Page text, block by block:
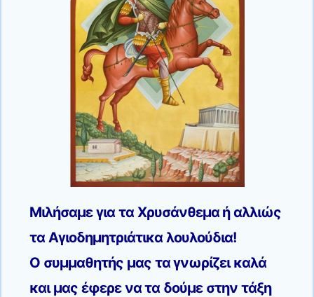
Μιλήσαμε για τα Χρυσάνθεμα ή αλλιώς
τα Αγιοδημητριάτικα λουλούδια!
Ο συμμαθητής μας τα γνωρίζει καλά
και μας έφερε να τα δούμε στην τάξη